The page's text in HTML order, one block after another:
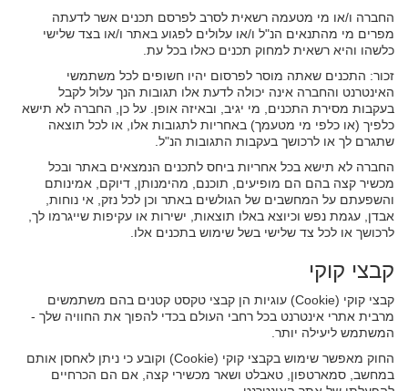
החברה ו/או מי מטעמה רשאית לסרב לפרסם תכנים אשר לדעתה
מפרים מי מהתנאים הנ"ל ו/או עלולים לפגוע באתר ו/או בצד שלישי
כלשהו והיא רשאית למחוק תכנים כאלו בכל עת.
זכור: התכנים שאתה מוסר לפרסום יהיו חשופים לכל משתמשי
האינטרנט והחברה אינה יכולה לדעת אלו תגובות הנך עלול לקבל
בעקבות מסירת התכנים, מי יגיב, ובאיזה אופן. על כן, החברה לא תישא
כלפיך (או כלפי מי מטעמך) באחריות לתגובות אלו, או לכל תוצאה
שתגרם לך או לרכושך בעקבות התגובות הנ"ל.
החברה לא תישא בכל אחריות ביחס לתכנים הנמצאים באתר ובכל
מכשיר קצה בהם הם מופיעים, תוכנם, מהימנותן, דיוקם, אמינותם
והשפעתם על המחשבים של הגולשים באתר וכן לכל נזק, אי נוחות,
אבדן, עגמת נפש וכיוצא באלו תוצאות, ישירות או עקיפות שייגרמו לך,
לרכושך או לכל צד שלישי בשל שימוש בתכנים אלו.
קבצי קוקי
קבצי קוקי (Cookie) עוגיות הן קבצי טקסט קטנים בהם משתמשים
מרבית אתרי אינטרנט בכל רחבי העולם בכדי להפוך את החוויה שלך -
המשתמש ליעילה יותר.
החוק מאפשר שימוש בקבצי קוקי (Cookie) וקובע כי ניתן לאחסן אותם
במחשב, סמארטפון, טאבלט ושאר מכשירי קצה, אם הם הכרחיים